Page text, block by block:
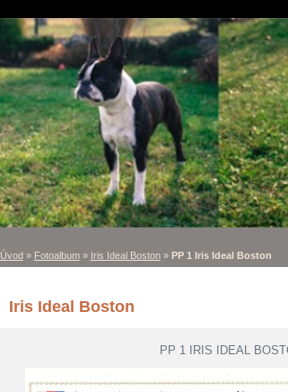
Úvod» Fotoalbum» Iris Ideal Boston» PP 1 Iris Ideal Boston
Iris Ideal Boston
PP 1 IRIS IDEAL